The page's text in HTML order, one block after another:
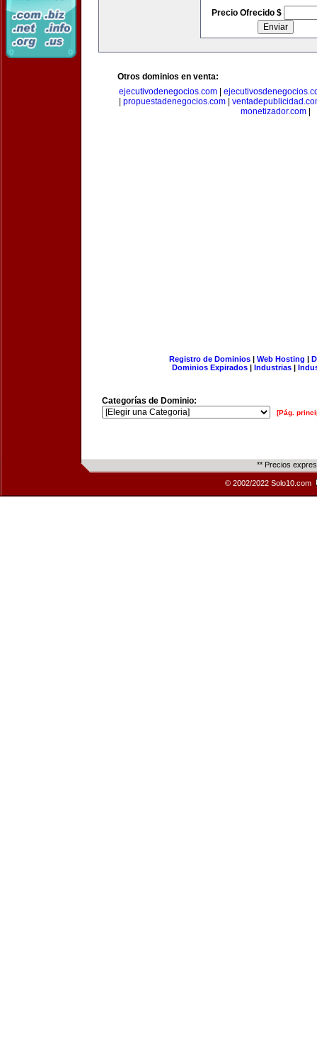
Precio Ofrecido $
Otros dominios en venta:
ejecutivodenegocios.com|
propuestadenegocios.com
monetizador.com|
Registro de Dominios| Web Hosting |
Dominios Expirados | Industrias |
Categorías de Dominio:
[Pág.
** Precios
© 2002/2022 Solo10.com